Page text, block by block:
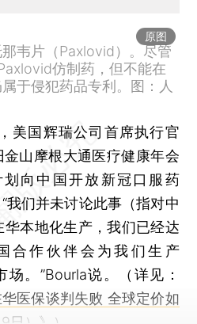
原图
韦片（Paxlovid）。尽管
仿制药，但不能在
于侵犯药品专利。图：人
美国辉瑞公司首席执行官
山摩根大通医疗健康年会
划向中国开放新冠口服药
我们并未讨论此事（指对中
本地化生产，我们已经达
合作伙伴会为我们生产
。”Bourla说。（详见：
医保谈判失败 全球定价如